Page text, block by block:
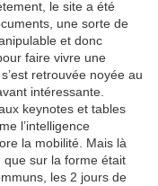
le site a été
une sorte de
et donc
faire vivre une
retrouvée noyée au
intéressante.
keynotes et tables
l’intelligence
la mobilité. Mais là
sur la forme était
les 2 jours de